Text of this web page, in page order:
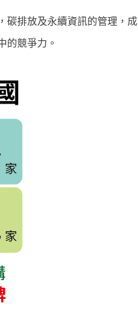
排放及永續資訊的管理，
的競爭力。